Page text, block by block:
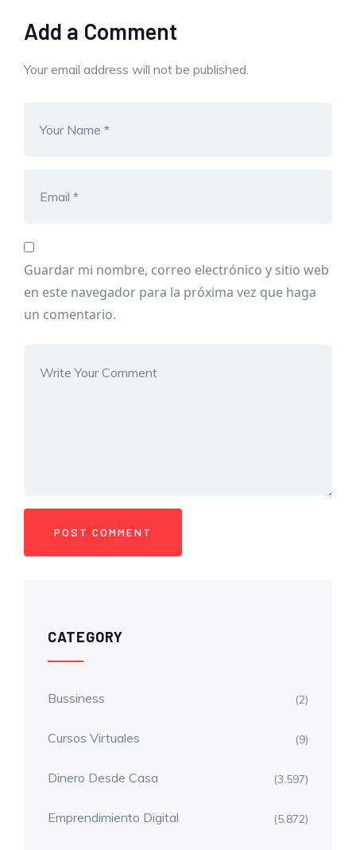
Add a Comment
Your email address will not be published.
Guardar mi nombre, correo electrónico y sitio web
en este navegador para la próxima vez que haga
un comentario.
CATEGORY
Bussiness (2)
Cursos Virtuales (9)
Dinero Desde Casa (3.597)
Emprendimiento Digital (5.872)